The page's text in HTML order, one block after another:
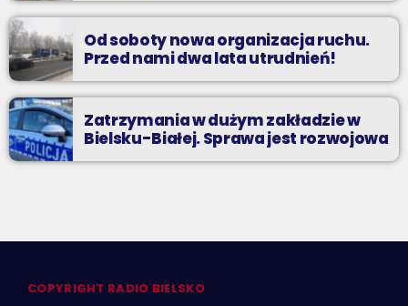
Od soboty nowa organizacja ruchu.
Przed nami dwa lata utrudnień!
Zatrzymania w dużym zakładzie w
Bielsku-Białej. Sprawa jest rozwojowa
COPYRIGHT RADIO BIELSKO